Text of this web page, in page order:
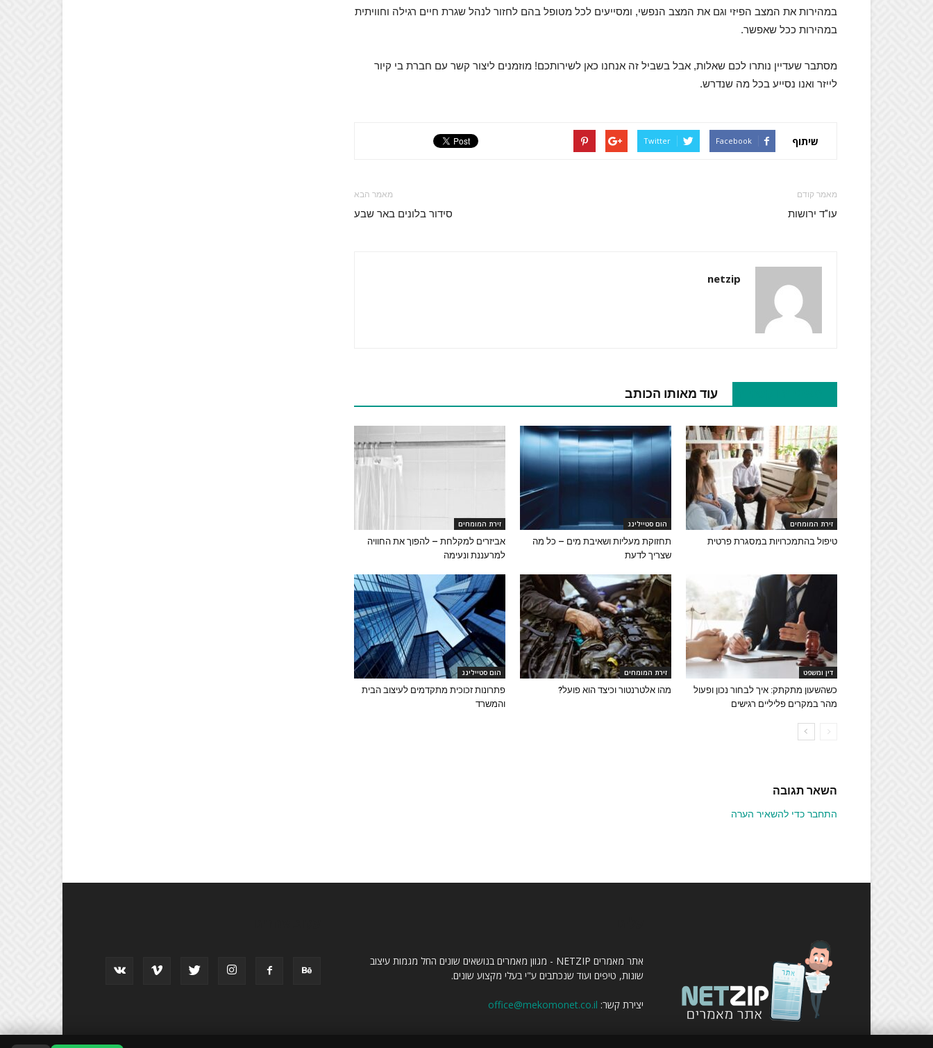
במהירות את המצב הפיזי וגם את המצב הנפשי, ומסייעים לכל מטופל בהם לחזור לנהל שגרת חיים רגילה וחוויתית
במהירות ככל שאפשר.
מסתבר שעדיין נותרו לכם שאלות, אבל בשביל זה אנחנו כאן לשירותכם! מוזמנים ליצור קשר עם חברת בי קיור
לייזר ואנו נסייע בכל מה שנדרש.
שיתוף Facebook
Twitter
מאמר קודם
עו"ד ירושות
מאמר הבא
סידור בלונים באר שבע
netzip
עוד מאותו הכותב
זירת המומחים
טיפול בהתמכרויות במסגרת פרטית
הום סטיילינג
תחזוקת מעליות ושאיבת מים – כל מה
שצריך לדעת
זירת המומחים
אביזרים למקלחת – להפוך את החוויה
למרעננת ונעימה
דין ומשפט
כשהשעון מתקתק: איך לבחור נכון ופעול
מהר במקרים פליליים רגישים
זירת המומחים
מהו אלטרנטור וכיצד הוא פועל?
הום סטיילינג
פתרונות זכוכית מתקדמים לעיצוב הבית
והמשרד
השאר תגובה
התחבר כדי להשאיר הערה
אתר מאמרים NETZIP - מגוון מאמרים בנושאים שונים החל מגמות עיצוב
שונות, טיפים ועוד שנכתבים ע"י בעלי מקצוע שונים.
יצירת קשר: office@mekomonet.co.il